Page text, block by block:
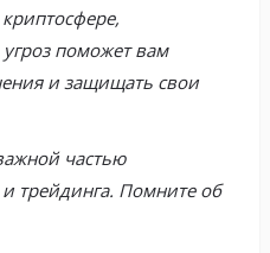
угроз поможет вам
и защищать свои
частью
трейдинга. Помните об